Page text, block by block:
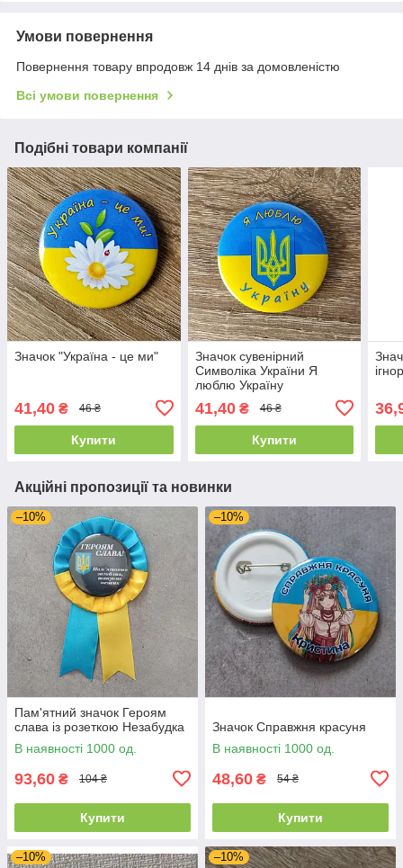
Умови повернення
Повернення товару впродовж 14 днів за домовленістю
Всі умови повернення
Подібні товари компанії
Значок "Україна - це ми"
41,40 ₴ 46 ₴
Купити
Значок сувенірний
Символіка України Я
люблю Україну
41,40₴ 46 ₴
Купити
Акційні пропозиції та новинки
–10%
Пам'ятний значок Героям
слава із розеткою Незабудка
В наявності 1000 од.
93,60 ₴ 104 ₴
Купити
–10%
Значок Справжня красуня
В наявності 1000 од.
48,60 ₴ 54 ₴
Купити
–10% –10%